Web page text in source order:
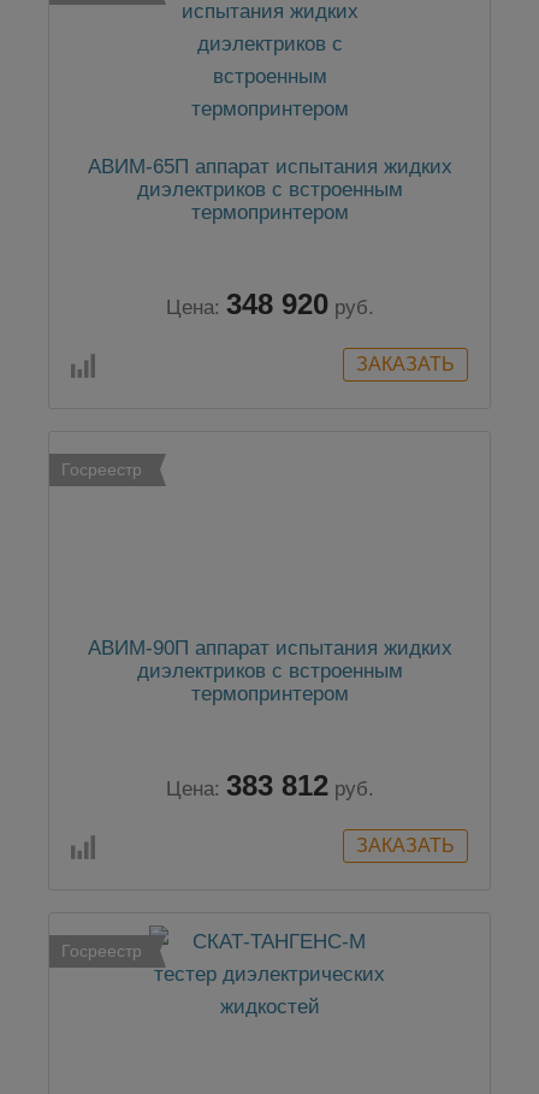
АВИМ-65П аппарат испытания жидких
диэлектриков с встроенным
термопринтером
Цена: 348 920 руб.
Госреестр
АВИМ-90П аппарат испытания жидких
диэлектриков с встроенным
термопринтером
Цена: 383 812 руб.
Госреестр